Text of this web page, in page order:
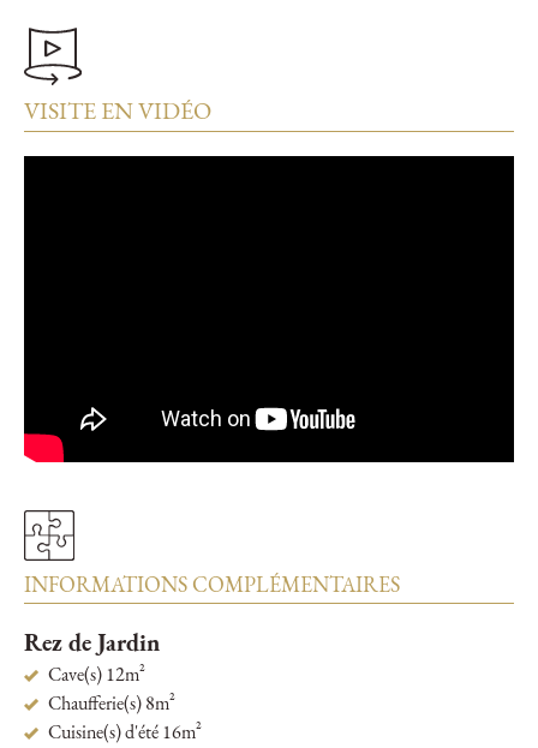
VISITE EN VIDÉO
INFORMATIONS COMPLÉMENTAIRES
Rez de Jardin
Cave(s) 12m²
Chaufferie(s) 8m²
Cuisine(s) d'été 16m²